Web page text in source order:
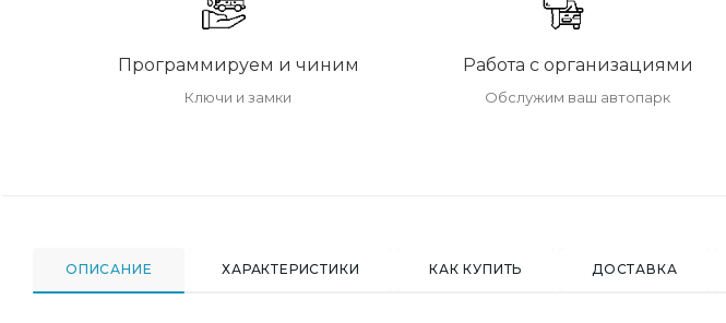
Программируем и чиним
Ключи и замки
Работа с организациями
Обслужим ваш автопарк
ОПИСАНИЕ ХАРАКТЕРИСТИКИ КАК КУПИТЬ ДОСТАВКА